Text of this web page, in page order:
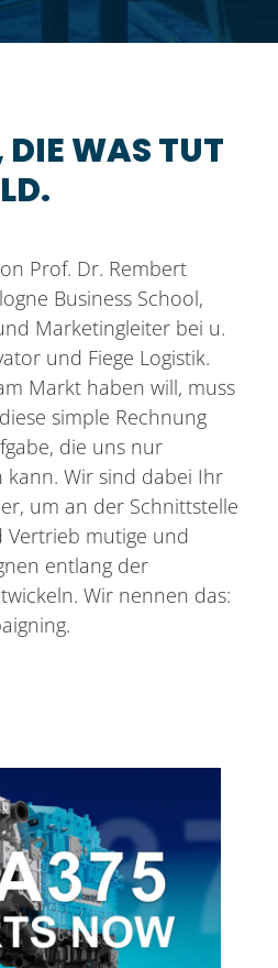
WAS TUT
Prof. Dr. Rembert
Business School,
Marketingleiter bei u.
und Fiege Logistik.
Markt haben will, muss
simple Rechnung
die uns nur
kann. Wir sind dabei Ihr
um an der Schnittstelle
Vertrieb mutige und
entlang der
Wir nennen das: